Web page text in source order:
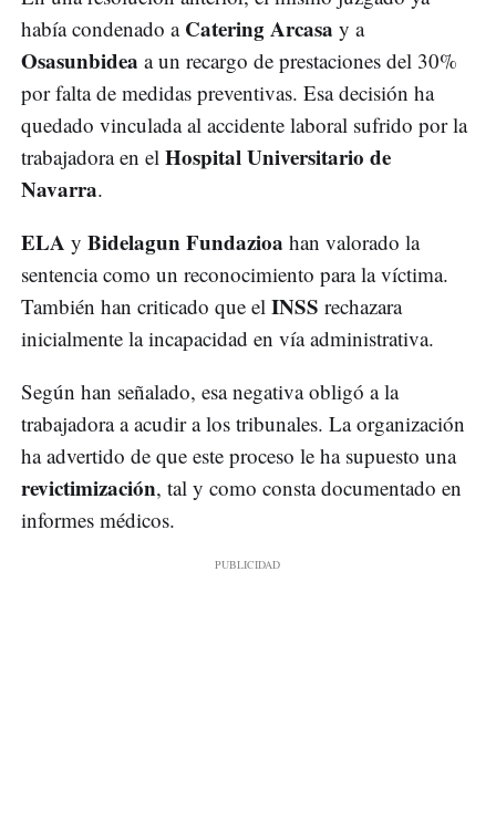
había condenado a Catering Arcasa y a
Osasunbidea a un recargo de prestaciones del 30%
por falta de medidas preventivas. Esa decisión ha
quedado vinculada al accidente laboral sufrido por la
trabajadora en el Hospital Universitario de
Navarra.
ELA y Bidelagun Fundazioa han valorado la
sentencia como un reconocimiento para la víctima.
También han criticado que el INSS rechazara
inicialmente la incapacidad en vía administrativa.
Según han señalado, esa negativa obligó a la
trabajadora a acudir a los tribunales. La organización
ha advertido de que este proceso le ha supuesto una
revictimización, tal y como consta documentado en
informes médicos.